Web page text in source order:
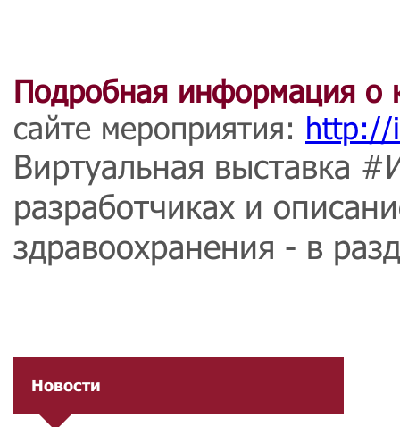
Подробная информация о
сайте мероприятия: http://
Виртуальная выставка
разработчиках и
здравоохранения - в
Новости